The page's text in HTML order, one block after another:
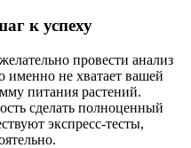
к успеху
провести анализ
именно не хватает вашей
питания растений.
сделать полноценный
экспресс-тесты,